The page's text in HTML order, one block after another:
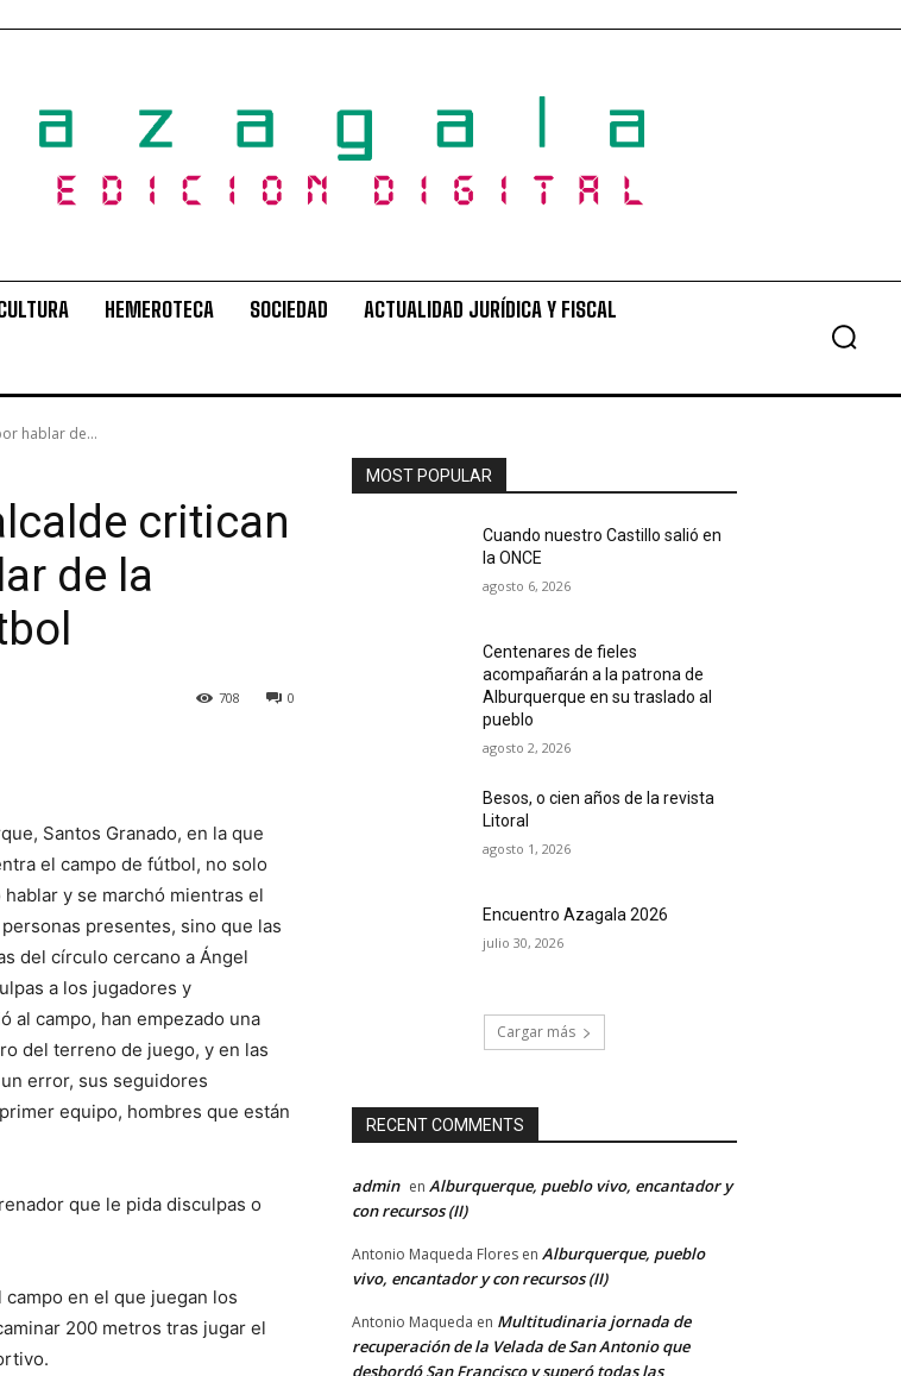
HEMEROTECA SOCIEDAD ACTUALIDAD JURÍDICA Y FISCAL
hablar de...
critican
de la
0
708
Santos Granado, en la que
el campo de fútbol, no solo
y se marchó mientras el
presentes, sino que las
del círculo cercano a Ángel
a los jugadores y
al campo, han empezado una
del terreno de juego, y en las
error, sus seguidores
equipo, hombres que están
que le pida disculpas o
en el que juegan los
200 metros tras jugar el
MOST POPULAR
Cuando nuestro Castillo salió en
la ONCE
agosto 6, 2026
Centenares de fieles
acompañarán a la patrona de
Alburquerque en su traslado al
pueblo
agosto 2, 2026
Besos, o cien años de la revista
Litoral
agosto 1, 2026
Encuentro Azagala 2026
julio 30, 2026
Cargar más
RECENT COMMENTS
admin en Alburquerque, pueblo vivo, encantador y
con recursos (II)
Antonio Maqueda Flores en Alburquerque, pueblo
vivo, encantador y con recursos (II)
Antonio Maqueda en Multitudinaria jornada de
recuperación de la Velada de San Antonio que
desbordó San Francisco y superó todas las